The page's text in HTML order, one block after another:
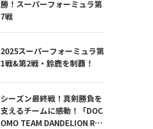
勝！スーパーフォーミュラ第
7戦
2025スーパーフォーミュラ第
1戦&第2戦・鈴鹿を制覇！
シーズン最終戦！真剣勝負を
支えるチームに感動！「DOC
OMO TEAM DANDELION RAC